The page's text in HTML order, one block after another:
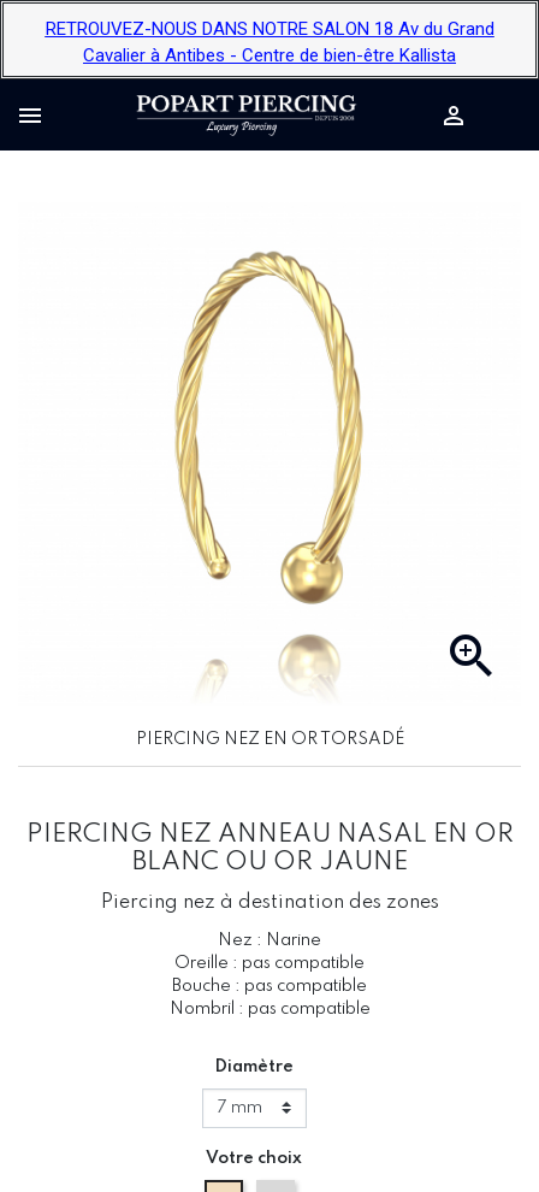
RETROUVEZ-NOUS DANS NOTRE SALON 18 Av du Grand
Cavalier à Antibes - Centre de bien-être Kallista
 

PIERCING NEZ EN OR TORSADÉ
PIERCING NEZ ANNEAU NASAL EN OR
BLANC OU OR JAUNE
Piercing nez à destination des zones
Nez : Narine
Oreille : pas compatible
Bouche : pas compatible
Nombril : pas compatible
Votre choix
Diamètre